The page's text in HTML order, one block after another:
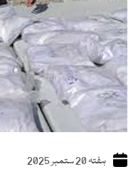
ہفتہ 20 ستمبر 2025